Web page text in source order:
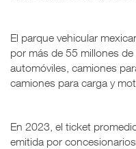
El parque vehicular
por más de 55 millones
automóviles, camiones
camiones para carga y
En 2023, el ticket
emitida por